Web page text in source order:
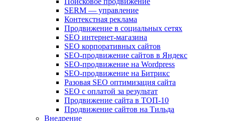
SERM — управление
Контекстная реклама
Продвижение в социальных сетях
SEO интернет-магазина
SEO корпоративных сайтов
SEO-продвижение сайтов в Яндекс
SEO-продвижение на Wordpress
SEO-продвижение на Битрикс
Разовая SEO оптимизация сайта
SEO с оплатой за результат
Продвижение сайта в ТОП-10
Продвижение сайтов на Тильда
Внедрение